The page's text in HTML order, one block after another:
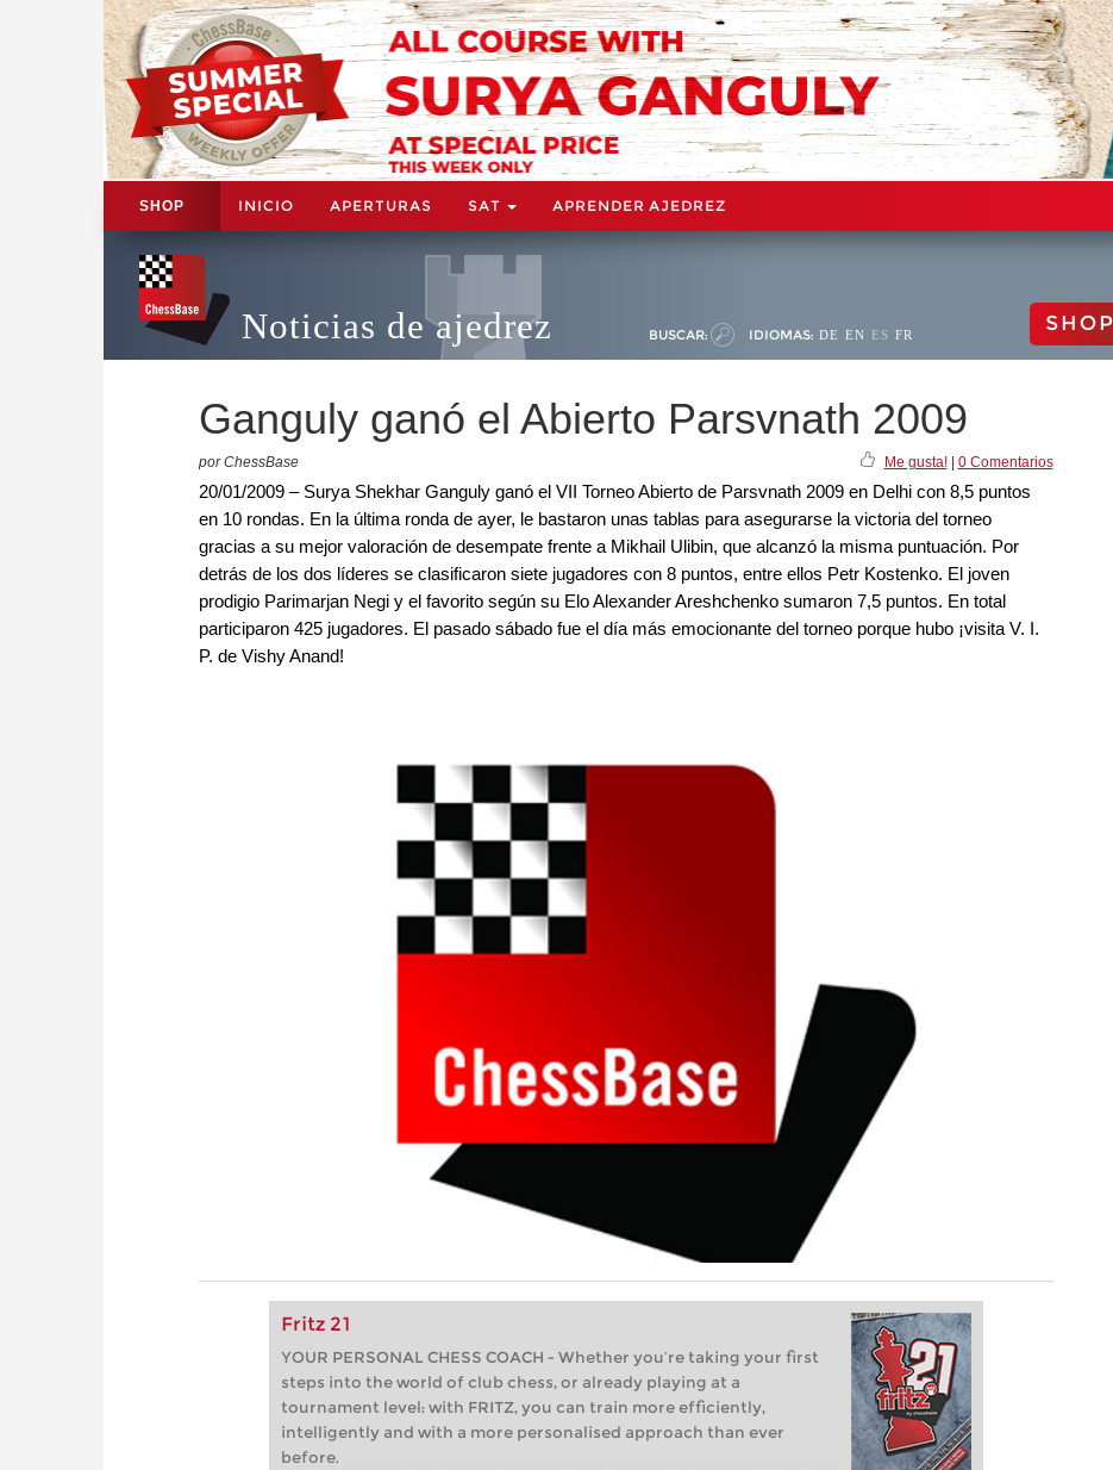
SHOP INICIO APERTURAS SAT APRENDER AJEDREZ
Noticias de ajedrez BUSCAR: IDIOMAS: DE EN ES FR SHOP
Ganguly ganó el Abierto Parsvnath 2009
por ChessBase Me gusta!| 0 Comentarios
20/01/2009 – Surya Shekhar Ganguly ganó el VII Torneo Abierto de Parsvnath 2009 en Delhi con 8,5 puntos
en 10 rondas. En la última ronda de ayer, le bastaron unas tablas para asegurarse la victoria del torneo
gracias a su mejor valoración de desempate frente a Mikhail Ulibin, que alcanzó la misma puntuación. Por
detrás de los dos líderes se clasificaron siete jugadores con 8 puntos, entre ellos Petr Kostenko. El joven
prodigio Parimarjan Negi y el favorito según su Elo Alexander Areshchenko sumaron 7,5 puntos. En total
participaron 425 jugadores. El pasado sábado fue el día más emocionante del torneo porque hubo ¡visita V. I.
P. de Vishy Anand!
Fritz 21
YOUR PERSONAL CHESS COACH - Whether you’re taking your first
steps into the world of club chess, or already playing at a
tournament level: with FRITZ, you can train more efficiently,
intelligently and with a more personalised approach than ever
before.